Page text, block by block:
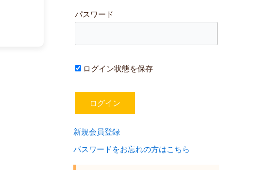
パスワード
ログイン状態を保存
新規会員登録
パスワードをお忘れの方はこちら